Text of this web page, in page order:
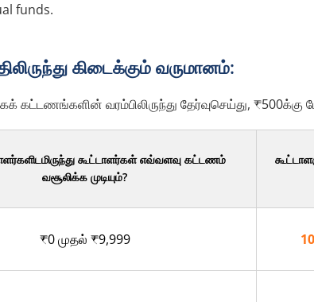
funds.
கிடைக்கும் வருமானம்:
வரம்பிலிருந்து தேர்வுசெய்து, ₹500க்கு
கூட்டாளர்கள் எவ்வளவு கட்டணம்
வசூலிக்க முடியும்?
₹0 முதல் ₹9,999